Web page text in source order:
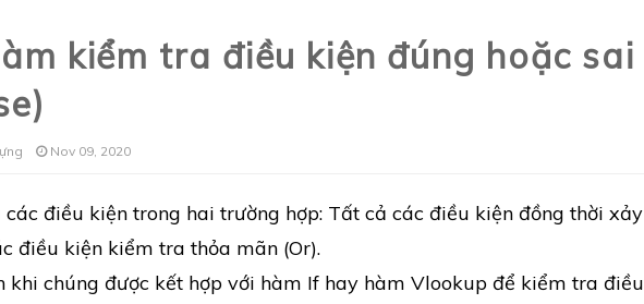
kiểm tra điều kiện đúng hoặc sai
Nov 09, 2020
điều kiện trong hai trường hợp: Tất cả các điều kiện đồng thời xảy
điều kiện kiểm tra thỏa mãn (Or).
khi chúng được kết hợp với hàm If hay hàm Vlookup để kiểm tra điều